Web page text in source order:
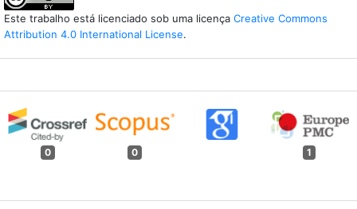
Este trabalho está licenciado sob uma licença Creative Commons
Attribution 4.0 International License.
0 0 1